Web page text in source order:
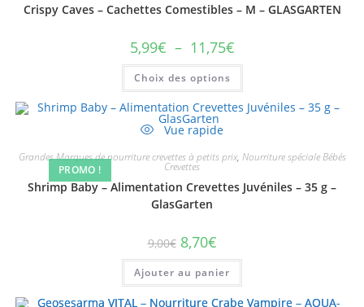
Crispy Caves – Cachettes Comestibles – M – GLASGARTEN
5,99€ – 11,75€
Choix des options
PROMO !
Vue rapide
Grandes Marques de nourriture crevettes à petits prix, Nourriture spéciale Bébés
Crevettes
Shrimp Baby – Alimentation Crevettes Juvéniles – 35 g –
GlasGarten
9,00€ 8,70€
Ajouter au panier